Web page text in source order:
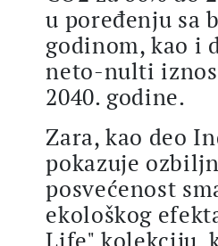
u poređenju sa
godinom, kao i
neto-nulti
2040. godine​.
Zara, kao deo
pokazuje
posvećenost
ekološkog